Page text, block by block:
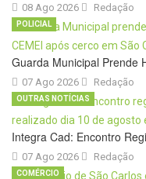
08 Ago 2026 Redação
Guarda Municipal Prende
07 Ago 2026
POLICIAL
Redação
Integra Cad: Encontro
07 Ago 2026
OUTRAS NOTÍCIAS
Redação
COMÉRCIO